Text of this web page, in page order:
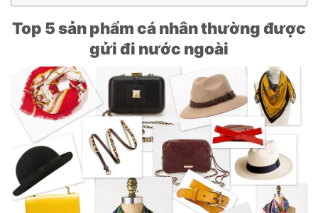
Top 5 sản phẩm cá nhân thường được
gửi đi nước ngoài